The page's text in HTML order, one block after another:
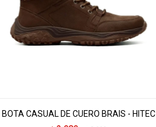
BOTA CASUAL DE CUERO BRAIS - HITEC